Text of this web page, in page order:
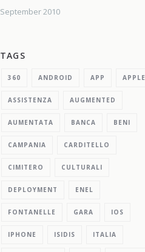
September 2010
TAGS
360 ANDROID APP APPLE
ASSISTENZA AUGMENTED
AUMENTATA BANCA BENI
CAMPANIA CARDITELLO
CIMITERO CULTURALI
DEPLOYMENT ENEL
FONTANELLE GARA IOS
IPHONE ISIDIS ITALIA